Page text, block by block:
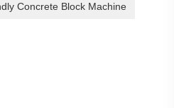
Concrete Block Machine